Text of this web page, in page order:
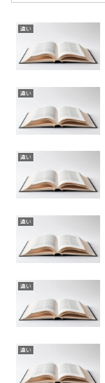
違い
違い
違い
違い
違い
違い